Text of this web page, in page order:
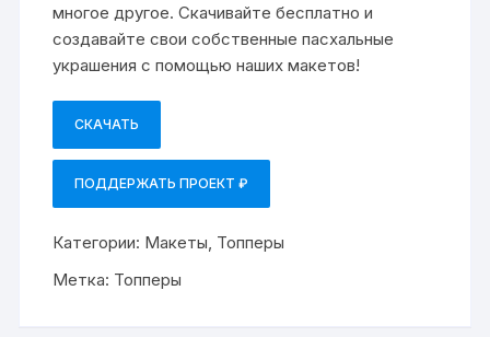
многое другое. Скачивайте бесплатно и
создавайте свои собственные пасхальные
украшения с помощью наших макетов!
СКАЧАТЬ
ПОДДЕРЖАТЬ ПРОЕКТ ₽
Категории: Макеты Топперы
Метка: Топперы